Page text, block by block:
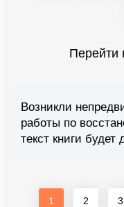
Перейти
Возникли
работы по
текст книги будет
1 2 3